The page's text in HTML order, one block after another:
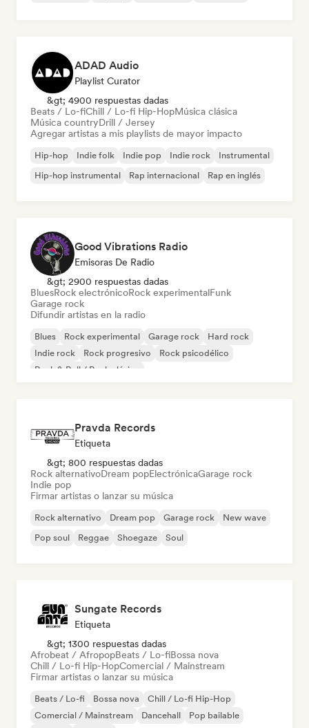
ADAD Audio
Playlist Curator
&gt; 4900 respuestas dadas
Beats / Lo-fiChill / Lo-fi Hip-HopMúsica clásica
Música countryDrill / Jersey
Agregar artistas a mis playlists de mayor impacto
Hip-hop Indie folk Indie pop Indie rock
Instrumental
Hip-hop instrumental
Rap internacional Rap en inglés
Good Vibrations Radio
Emisoras De Radio
&gt; 2900 respuestas dadas
BluesRock electrónicoRock experimentalFunk
Garage rock
Difundir artistas en la radio
Blues Rock experimental Garage rock
Hard rock
Indie rock
Rock progresivo
Rock psicodélico
Rock & Roll / Rock clásico
Pravda Records
Etiqueta
&gt; 800 respuestas dadas
Rock alternativoDream popElectrónicaGarage rock
Indie pop
Firmar artistas o lanzar su música
Rock alternativo Dream pop Garage rock
New wave
Pop soul
Reggae Shoegaze Soul
Sungate Records
Etiqueta
&gt; 1300 respuestas dadas
Afrobeat / AfropopBeats / Lo-fiBossa nova
Chill / Lo-fi Hip-HopComercial / Mainstream
Firmar artistas o lanzar su música
Beats / Lo-fi Bossa nova
Chill / Lo-fi Hip-Hop
Comercial / Mainstream
Dancehall
Pop bailable